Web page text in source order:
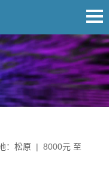
：松原 | 8000元 至